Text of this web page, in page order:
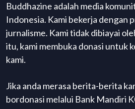
Buddhazine adalah media
Indonesia. Kami bekerja dengan
jurnalisme. Kami tidak dibiayai
itu, kami membuka donasi untuk
kami.
Jika anda merasa berita-berita
bordonasi melalui Bank Mandiri